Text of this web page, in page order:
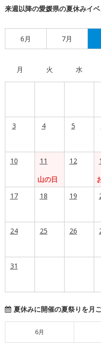
来週以降の愛媛県の夏休みイ
6月 7月
月 火 水
3 4 5
10
11
山の日
12
17
18 19
24 25 26
31
夏休みに開催の夏祭りを月
6月